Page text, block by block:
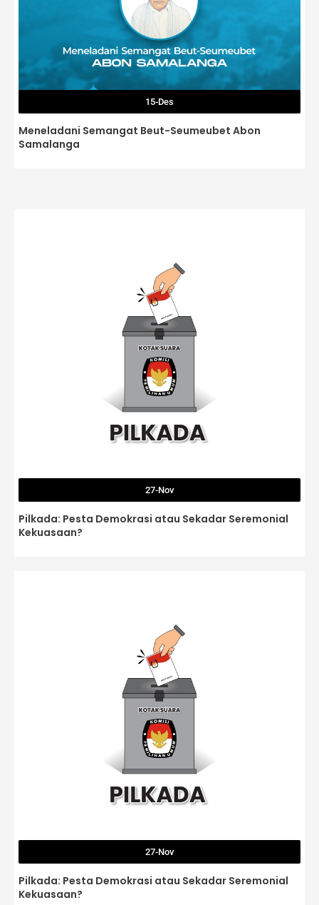
15-Des
Meneladani Semangat Beut-Seumeubet Abon
Samalanga
27-Nov
Pilkada: Pesta Demokrasi atau Sekadar Seremonial
Kekuasaan?
27-Nov
Pilkada: Pesta Demokrasi atau Sekadar Seremonial
Kekuasaan?